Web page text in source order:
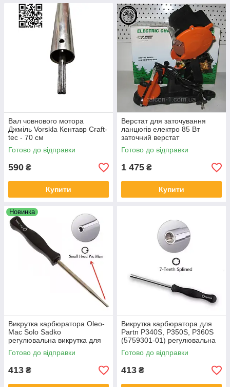
Вал човнового мотора
Джміль Vorskla Кентавр Craft-
tec - 70 см
Готово до відправки
590 ₴
Купити
Верстат для заточування
ланцюгів електро 85 Вт
заточний верстат
електричний 105 диск
Готово до відправки
1 475 ₴
Купити
Новинка
Викрутка карбюратора Oleo-
Mac Solo Sadko
регулювальна викрутка для
бензопил, бензокосами
Готово до відправки
413 ₴
Викрутка карбюратора для
Partn P340S, P350S, P360S
(5759301-01) регулювальна
викрутка, для бензопил
Готово до відправки
413 ₴